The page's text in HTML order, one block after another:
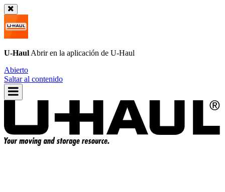
U-Haul Abrir en la aplicación de U-Haul
Abierto
Saltar al contenido